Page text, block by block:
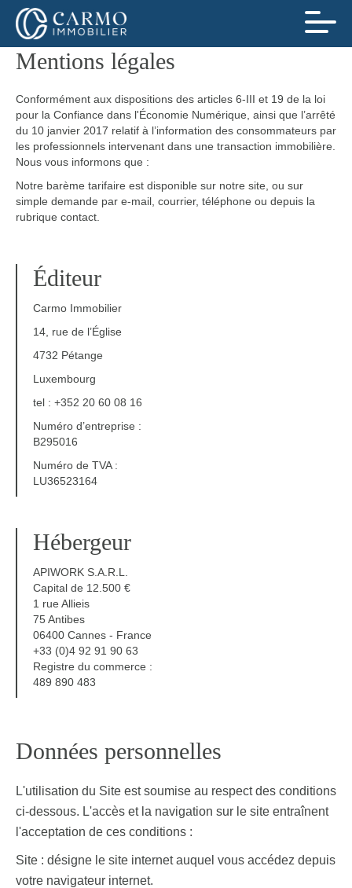
Mentions légales
Conformément aux dispositions des articles 6-III et 19 de la loi
pour la Confiance dans l'Économie Numérique, ainsi que l’arrêté
du 10 janvier 2017 relatif à l’information des consommateurs par
les professionnels intervenant dans une transaction immobilière.
Nous vous informons que :
Notre barème tarifaire est disponible sur notre site, ou sur
simple demande par e-mail, courrier, téléphone ou depuis la
rubrique contact.
Éditeur
Carmo Immobilier
14, rue de l’Église
4732 Pétange
Luxembourg
tel : +352 20 60 08 16
Numéro d’entreprise :
B295016
Numéro de TVA :
LU36523164
Hébergeur
APIWORK S.A.R.L.
Capital de 12.500 €
1 rue Allieis
75 Antibes
06400 Cannes - France
+33 (0)4 92 91 90 63
Registre du commerce :
489 890 483
Données personnelles
L'utilisation du Site est soumise au respect des conditions
ci-dessous. L'accès et la navigation sur le site entraînent
l'acceptation de ces conditions :
Site : désigne le site internet auquel vous accédez depuis
votre navigateur internet.